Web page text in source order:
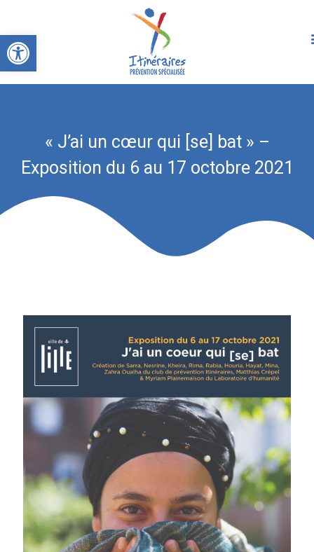
Ouvrir la barre d’outils
« J’ai un cœur qui [se] bat » –
Exposition du 6 au 17 octobre 2021